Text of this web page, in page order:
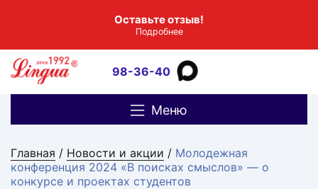
Оставьте отзыв!
Подробнее
98-36-40
Меню
Главная / Новости и акции / Молодежная
конференция 2024 «В поисках смыслов» — о
конкурсе и проектах студентов